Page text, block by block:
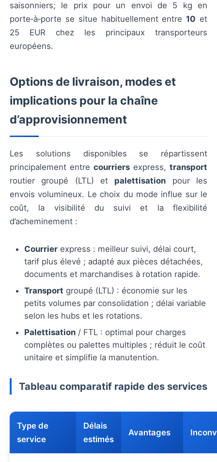
saisonniers; le prix pour un envoi de 5 kg en
porte‑à‑porte se situe habituellement entre10 et
25 EUR chez les principaux transporteurs
européens.
Options de livraison, modes et
implications pour la chaîne
d’approvisionnement
Les solutions disponibles se répartissent
principalement entre courriers express, transport
routier groupé (LTL) et palettisation pour les
envois volumineux. Le choix du mode influe sur le
coût, la visibilité du suivi et la flexibilité
d’acheminement :
Courrier express : meilleur suivi, délai court,
tarif plus élevé ; adapté aux pièces détachées,
documents et marchandises à rotation rapide.
Transport groupé (LTL) : économie sur les
petits volumes par consolidation ; délai variable
selon les hubs et les rotations.
Palettisation / FTL : optimal pour charges
complètes ou palettes multiples ; réduit le coût
unitaire et simplifie la manutention.
Tableau comparatif rapide des services
Type de
service
Délais
estimés
Avantages